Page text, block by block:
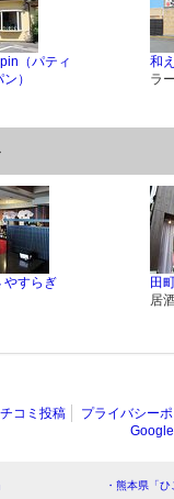
（パティ
）
和
ラ
やすらぎ
田
居
コミ投稿
プライバシー
・熊本県「